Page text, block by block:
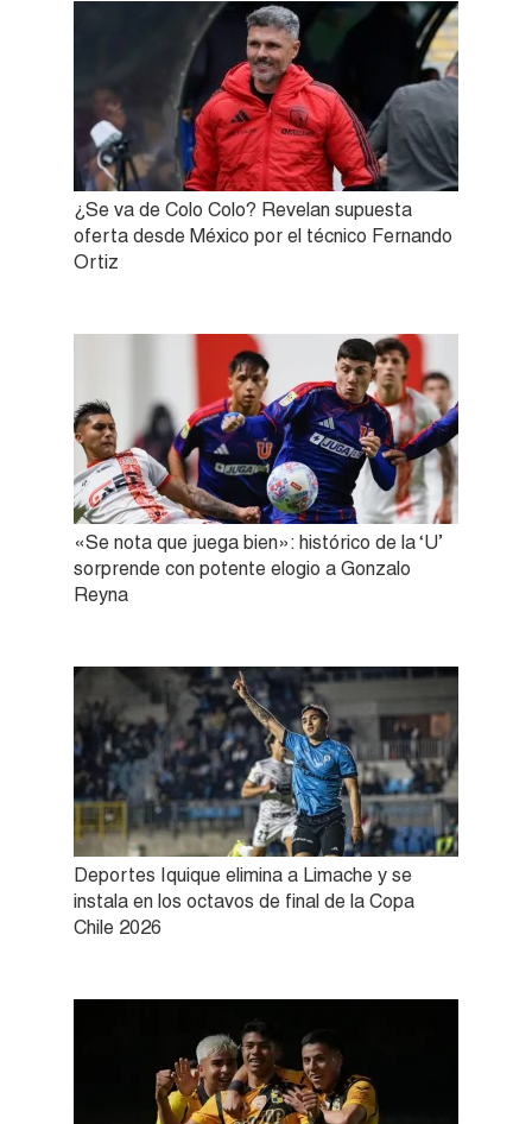
¿Se va de Colo Colo? Revelan supuesta
oferta desde México por el técnico Fernando
Ortiz
«Se nota que juega bien»: histórico de la ‘U’
sorprende con potente elogio a Gonzalo
Reyna
Deportes Iquique elimina a Limache y se
instala en los octavos de final de la Copa
Chile 2026